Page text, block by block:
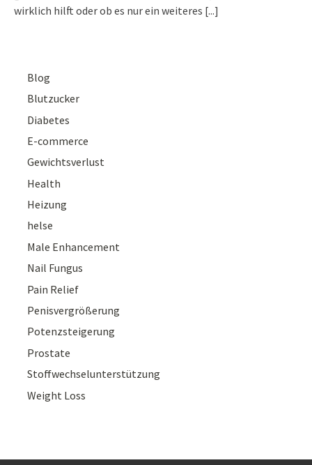
wirklich hilft oder ob es nur ein weiteres [...]
Blog
Blutzucker
Diabetes
E-commerce
Gewichtsverlust
Health
Heizung
helse
Male Enhancement
Nail Fungus
Pain Relief
Penisvergrößerung
Potenzsteigerung
Prostate
Stoffwechselunterstützung
Weight Loss